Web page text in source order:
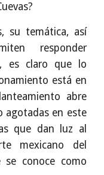
su temática, así
responder
es claro que lo
está en
abre
agotadas en este
que dan luz al
mexicano del
se conoce como